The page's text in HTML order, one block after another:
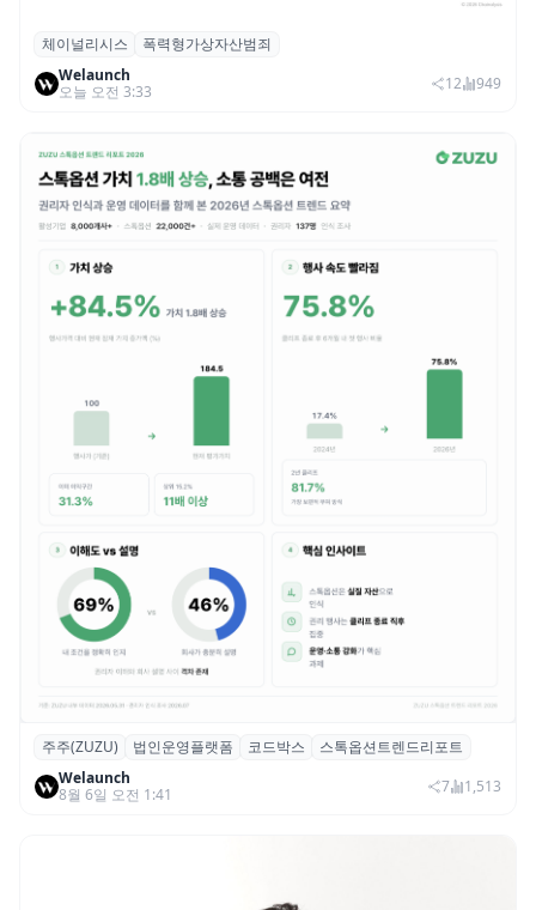
체이널리시스 “가상자산 보유자 대상 폭력
범죄 증가…상반기 탈취액 3000만 달러 돌파
체이널리시스
폭력형가상자산범죄
Welaunch
오늘 오전 3:33
12 949
스톡옵션 취소율 2년 만에 18.2%→31.3%…
권리 발생 즉시 행사 비중도 급증
주주(ZUZU) 법인운영플랫폼 코드박스
스톡옵션트렌드리포트
Welaunch
8월 6일 오전 1:41
7 1,513